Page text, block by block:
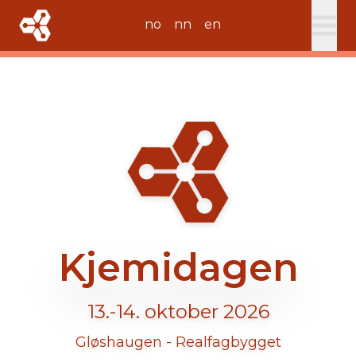
no nn en
Kjemidagen
13.-14. oktober 2026
Gløshaugen - Realfagbygget